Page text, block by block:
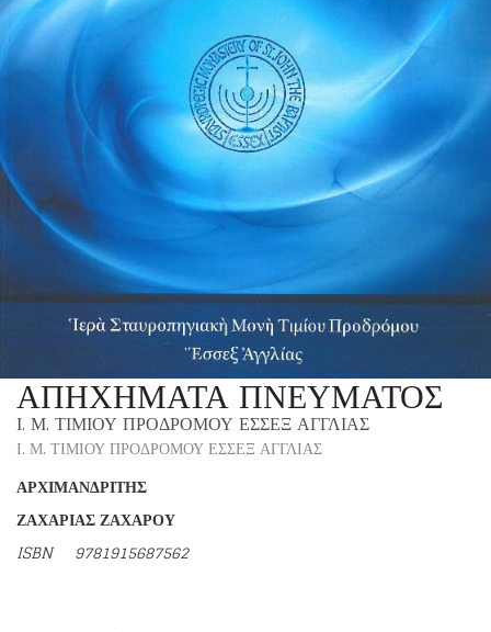
ΑΠΗΧΗΜΑΤΑ ΠΝΕΥΜΑΤΟΣ
Ι. Μ. ΤΙΜΙΟΥ ΠΡΟΔΡΟΜΟΥ ΕΣΣΕΞ ΑΓΓΛΙΑΣ
Ι. Μ. ΤΙΜΙΟΥ ΠΡΟΔΡΟΜΟΥ ΕΣΣΕΞ ΑΓΓΛΙΑΣ
ΑΡΧΙΜΑΝΔΡΙΤΗΣ
ΖΑΧΑΡΙΑΣ ΖΑΧΑΡΟΥ
ISBN
9781915687562